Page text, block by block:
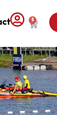
0